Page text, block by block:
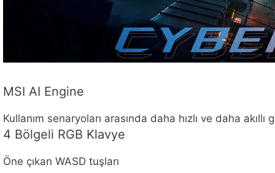
MSI AI Engine
Kullanım senaryoları arasında daha hızlı ve daha akıllı
4 Bölgeli RGB Klavye
Öne çıkan WASD tuşları